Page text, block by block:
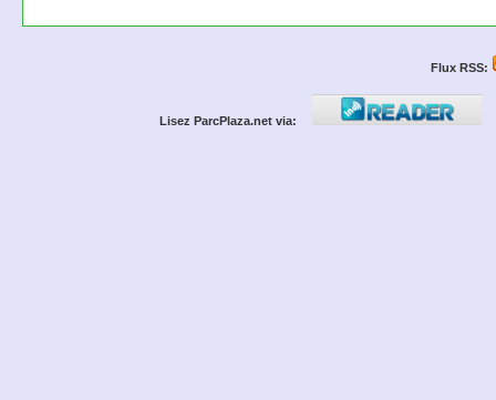
Flux RSS:
Lisez ParcPlaza.net via: